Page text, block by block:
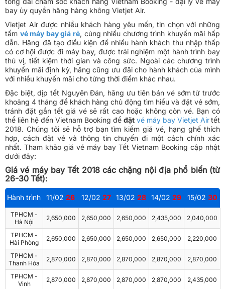
bay ủy quyền hãng hàng không Vietjet Air.
Vietjet Air được nhiều khách hàng yêu mến, tin chọn với những
tấm vé máy bay giá rẻ, cùng nhiều chương trình khuyến mãi hấp
dẫn. Hãng đã tạo điều kiện để nhiều hành khách thu nhập thấp
có cơ hội được đi máy bay, được trải nghiệm một hành trình bay
thú vị, tiết kiệm thời gian và công sức. Ngoài các chương trình
khuyến mãi định kỳ, hãng cũng ưu đãi cho hành khách của mình
với nhiều khuyến mãi cho từng thời điểm khác nhau.
Đặc biệt, dịp tết Nguyên Đán, hãng ưu tiên bán vé sớm từ trước
khoảng 4 tháng để khách hàng chủ động tìm hiểu và đặt vé sớm,
tránh đặt gần tết giá vé sẽ rất cao hoặc không còn vé. Bạn có
thể liên hệ đến Vietnam Booking để đặt vé máy bay Vietjet Airtết
2018. Chúng tôi sẽ hỗ trợ bạn tìm kiếm giá vé, hạng ghế thích
hợp, cách đặt vé và thông tin chuyến đi một cách chính xác
nhất. Tham khảo giá vé máy bay Tết Vietnam Booking cập nhật
dưới đây:
Giá vé máy bay Tết 2018 các chặng nội địa phổ biến (từ
26-30 Tết):
Hành trình 11/02 26 12/02 27 13/02 28 14/02 29 15/02 30
TPHCM -
Hà Nội
2,650,000 2,650,000 2,650,000 2,435,000 2,040,000
TPHCM -
Hải Phòng
2,650,000 2,650,000 2,650,000 2,650,000 2,220,000
TPHCM -
Thanh Hóa
2,870,000 2,870,000 2,870,000 2,870,000 2,870,000
TPHCM -
Vinh
2,870,000 2,870,000 2,870,000 2,870,000 2,435,000